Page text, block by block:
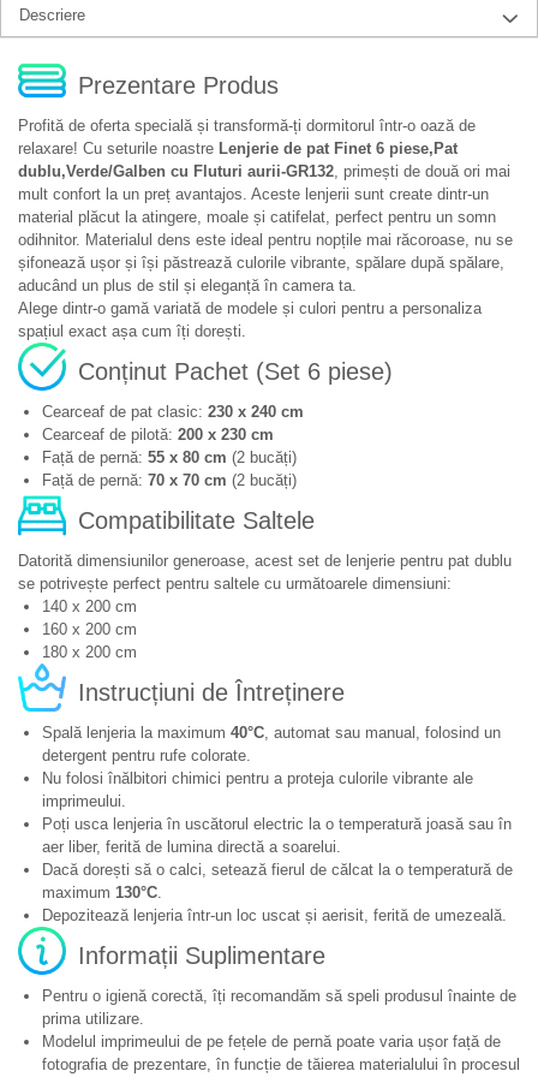
Descriere
Prezentare Produs
Profită de oferta specială și transformă-ți dormitorul într-o oază de
relaxare! Cu seturile noastre Lenjerie de pat Finet 6 piese,Pat
dublu,Verde/Galben cu Fluturi aurii-GR132, primești de două ori mai
mult confort la un preț avantajos. Aceste lenjerii sunt create dintr-un
material plăcut la atingere, moale și catifelat, perfect pentru un somn
odihnitor. Materialul dens este ideal pentru nopțile mai răcoroase, nu se
șifonează ușor și își păstrează culorile vibrante, spălare după spălare,
aducând un plus de stil și eleganță în camera ta.
Alege dintr-o gamă variată de modele și culori pentru a personaliza
spațiul exact așa cum îți dorești.
Conținut Pachet (Set 6 piese)
Cearceaf de pat clasic: 230 x 240 cm
Cearceaf de pilotă: 200 x 230 cm
Față de pernă: 55 x 80 cm (2 bucăți)
Față de pernă: 70 x 70 cm (2 bucăți)
Compatibilitate Saltele
Datorită dimensiunilor generoase, acest set de lenjerie pentru pat dublu
se potrivește perfect pentru saltele cu următoarele dimensiuni:
140 x 200 cm
160 x 200 cm
180 x 200 cm
Instrucțiuni de Întreținere
Spală lenjeria la maximum 40°C, automat sau manual, folosind un
detergent pentru rufe colorate.
Nu folosi înălbitori chimici pentru a proteja culorile vibrante ale
imprimeului.
Poți usca lenjeria în uscătorul electric la o temperatură joasă sau în
aer liber, ferită de lumina directă a soarelui.
Dacă dorești să o calci, setează fierul de călcat la o temperatură de
maximum 130°C.
Depozitează lenjeria într-un loc uscat și aerisit, ferită de umezeală.
Informații Suplimentare
Pentru o igienă corectă, îți recomandăm să speli produsul înainte de
prima utilizare.
Modelul imprimeului de pe fețele de pernă poate varia ușor față de
fotografia de prezentare, în funcție de tăierea materialului în procesul